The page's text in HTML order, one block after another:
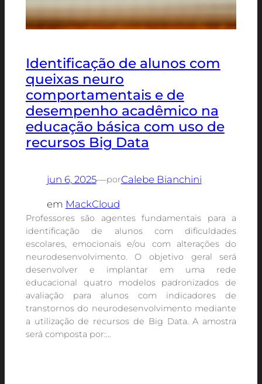
Identificação de alunos com
queixas neuro
comportamentais e de
desempenho acadêmico na
educação básica com uso de
recursos Big Data
jun 6, 2025—porCalebe Bianchini
em MackCloud
Professores são agentes fundamentais para a
identificação de alunos com dificuldades
escolares, emocionais e/ou com alterações do
neurodesenvolvimento. O objetivo geral será
desenvolver e implantar em uma rede
educacional quatro modelos padronizados de
avaliação para alunos com indicadores de
transtornos do neurodesenvolvimento mediante
a utilização de recursos de Big Data. A amostra
será composta por:…